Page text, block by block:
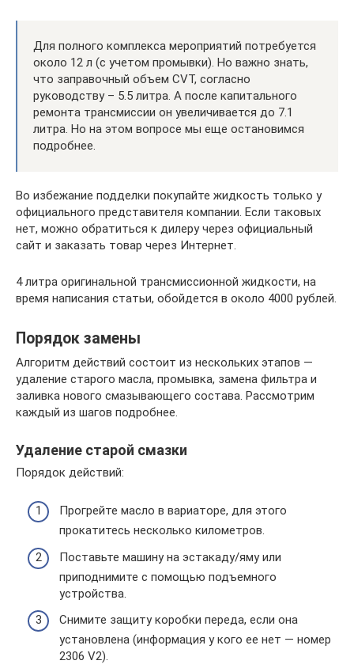
Для полного комплекса мероприятий потребуется
около 12 л (с учетом промывки). Но важно знать,
что заправочный объем CVT, согласно
руководству – 5.5 литра. А после капитального
ремонта трансмиссии он увеличивается до 7.1
литра. Но на этом вопросе мы еще остановимся
подробнее.
Во избежание подделки покупайте жидкость только у
официального представителя компании. Если таковых
нет, можно обратиться к дилеру через официальный
сайт и заказать товар через Интернет.
4 литра оригинальной трансмиссионной жидкости, на
время написания статьи, обойдется в около 4000 рублей.
Порядок замены
Алгоритм действий состоит из нескольких этапов —
удаление старого масла, промывка, замена фильтра и
заливка нового смазывающего состава. Рассмотрим
каждый из шагов подробнее.
Удаление старой смазки
Порядок действий:
Прогрейте масло в вариаторе, для этого
прокатитесь несколько километров.
Поставьте машину на эстакаду/яму или
приподнимите с помощью подъемного
устройства.
Снимите защиту коробки переда, если она
установлена (информация у кого ее нет — номер
2306 V2).